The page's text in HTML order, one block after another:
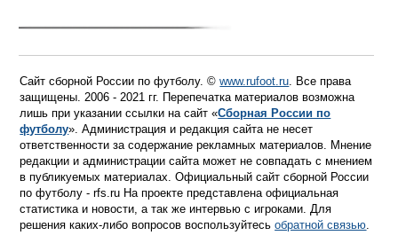
Сайт сборной России по футболу. ©www.rufoot.ru. Все права
защищены. 2006 - 2021 гг. Перепечатка материалов возможна
лишь при указании ссылки на сайт «Сборная России по
футболу». Администрация и редакция сайта не несет
ответственности за содержание рекламных материалов. Мнение
редакции и администрации сайта может не совпадать с мнением
в публикуемых материалах. Официальный сайт сборной России
по футболу - rfs.ru На проекте представлена официальная
статистика и новости, а так же интервью с игроками. Для
решения каких-либо вопросов воспользуйтесьобратной связью.